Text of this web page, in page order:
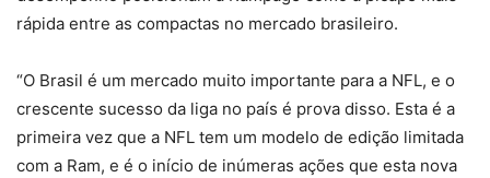
rápida entre as compactas no mercado brasileiro.
“O Brasil é um mercado muito importante para a NFL, e o
crescente sucesso da liga no país é prova disso. Esta é a
primeira vez que a NFL tem um modelo de edição limitada
com a Ram, e é o início de inúmeras ações que esta nova